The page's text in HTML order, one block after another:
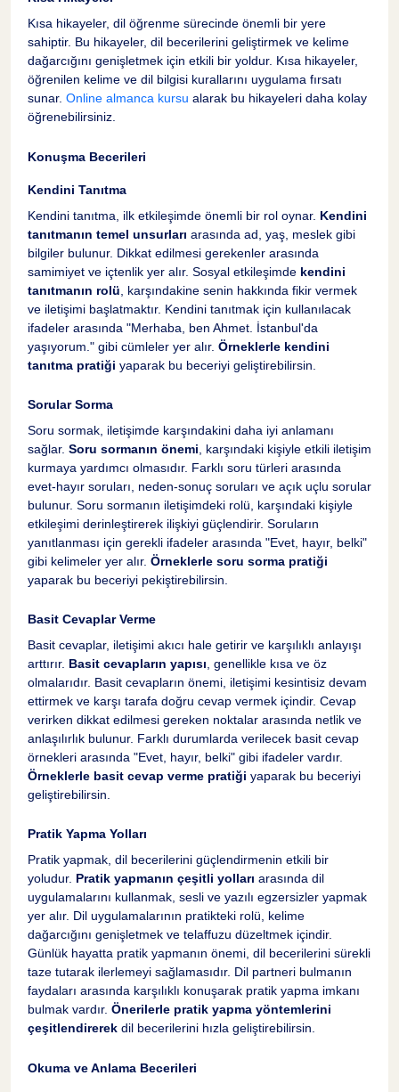
1
Kısa hikayeler, dil öğrenme sürecinde önemli bir yere
sahiptir. Bu hikayeler, dil becerilerini geliştirmek ve kelime
dağarcığını genişletmek için etkili bir yoldur. Kısa hikayeler,
öğrenilen kelime ve dil bilgisi kurallarını uygulama fırsatı
sunar. Online almanca kursu alarak bu hikayeleri daha kolay
öğrenebilirsiniz.
Konuşma Becerileri
Kendini Tanıtma
Kendini tanıtma, ilk etkileşimde önemli bir rol oynar. Kendini
tanıtmanın temel unsurları arasında ad, yaş, meslek gibi
bilgiler bulunur. Dikkat edilmesi gerekenler arasında
samimiyet ve içtenlik yer alır. Sosyal etkileşimde kendini
tanıtmanın rolü , karşındakine senin hakkında fikir vermek
ve iletişimi başlatmaktır. Kendini tanıtmak için kullanılacak
ifadeler arasında "Merhaba, ben Ahmet. İstanbul'da
yaşıyorum." gibi cümleler yer alır. Örneklerle kendini
tanıtma pratiği yaparak bu beceriyi geliştirebilirsin.
Sorular Sorma
Soru sormak, iletişimde karşındakini daha iyi anlamanı
sağlar. Soru sormanın önemi , karşındaki kişiyle etkili iletişim
kurmaya yardımcı olmasıdır. Farklı soru türleri arasında
evet-hayır soruları, neden-sonuç soruları ve açık uçlu sorular
bulunur. Soru sormanın iletişimdeki rolü, karşındaki kişiyle
etkileşimi derinleştirerek ilişkiyi güçlendirir. Soruların
yanıtlanması için gerekli ifadeler arasında "Evet, hayır, belki"
gibi kelimeler yer alır. Örneklerle soru sorma pratiği
yaparak bu beceriyi pekiştirebilirsin.
Basit Cevaplar Verme
Basit cevaplar, iletişimi akıcı hale getirir ve karşılıklı anlayışı
arttırır. Basit cevapların yapısı , genellikle kısa ve öz
olmalarıdır. Basit cevapların önemi, iletişimi kesintisiz devam
ettirmek ve karşı tarafa doğru cevap vermek içindir. Cevap
verirken dikkat edilmesi gereken noktalar arasında netlik ve
anlaşılırlık bulunur. Farklı durumlarda verilecek basit cevap
örnekleri arasında "Evet, hayır, belki" gibi ifadeler vardır.
Örneklerle basit cevap verme pratiği yaparak bu beceriyi
geliştirebilirsin.
Pratik Yapma Yolları
Pratik yapmak, dil becerilerini güçlendirmenin etkili bir
yoludur. Pratik yapmanın çeşitli yolları arasında dil
uygulamalarını kullanmak, sesli ve yazılı egzersizler yapmak
yer alır. Dil uygulamalarının pratikteki rolü, kelime
dağarcığını genişletmek ve telaffuzu düzeltmek içindir.
Günlük hayatta pratik yapmanın önemi, dil becerilerini sürekli
taze tutarak ilerlemeyi sağlamasıdır. Dil partneri bulmanın
faydaları arasında karşılıklı konuşarak pratik yapma imkanı
bulmak vardır. Önerilerle pratik yapma yöntemlerini
çeşitlendirerek dil becerilerini hızla geliştirebilirsin.
Okuma ve Anlama Becerileri